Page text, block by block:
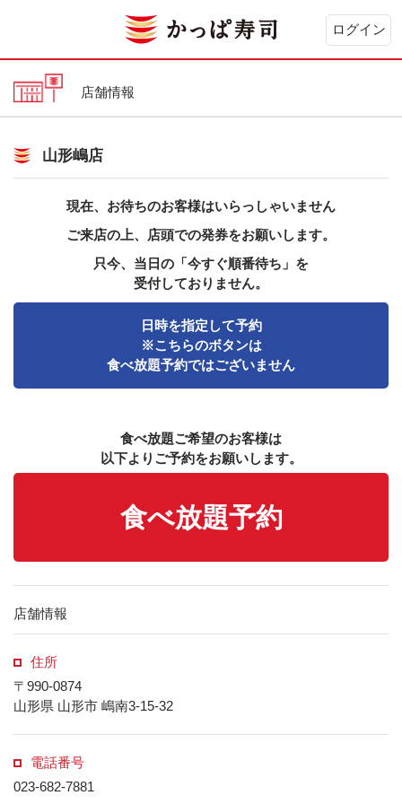
ログイン
店舗情報
山形嶋店
現在、お待ちのお客様はいらっしゃいません
ご来店の上、店頭での発券をお願いします。
只今、当日の「今すぐ順番待ち」を
受付しておりません。
日時を指定して予約
※こちらのボタンは
食べ放題予約ではございません
食べ放題ご希望のお客様は
以下よりご予約をお願いします。
食べ放題予約
店舗情報
住所
〒990-0874
山形県 山形市 嶋南3-15-32
電話番号
023-682-7881